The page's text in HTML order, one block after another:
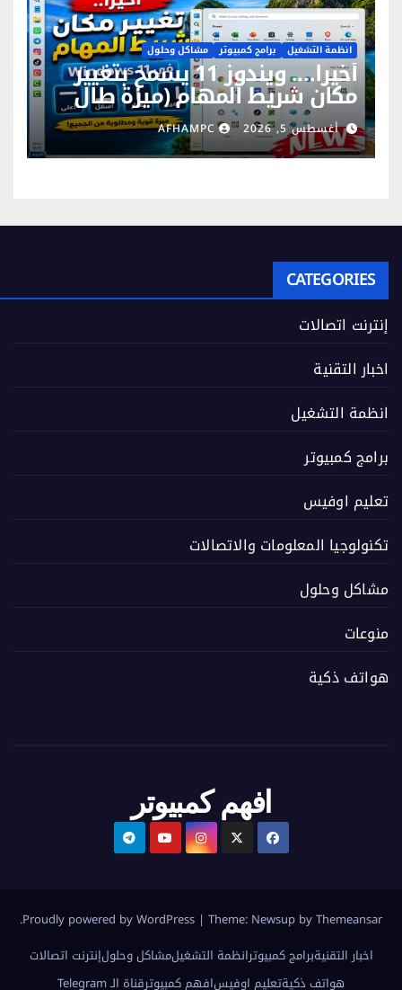
انظمة التشغيل برامج كمبيوتر مشاكل وحلول
أخيراً…. ويندوز 11 يسمح بتغيير
مكان شريط المهام (ميزة طال
انتظارها)
أغسطس 5, 2026 AFHAMPC
CATEGORIES
إنترنت اتصالات
اخبار التقنية
انظمة التشغيل
برامج كمبيوتر
تعليم اوفيس
تكنولوجيا المعلومات والاتصالات
مشاكل وحلول
منوعات
هواتف ذكية
افهم كمبيوتر
Proudly powered by WordPress | Theme: Newsup byThemeansar
.
اخبار التقنيةبرامج كمبيوترانظمة التشغيلمشاكل وحلولإنترنت اتصالات
هواتف ذكيةتعليم اوفيسافهم كمبيوترقناة الـ Telegram